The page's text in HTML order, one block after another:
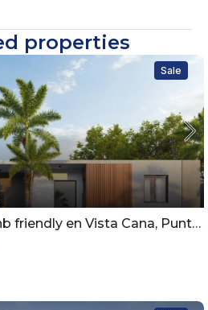
properties
Sale
en Vista Cana, Punta Cana